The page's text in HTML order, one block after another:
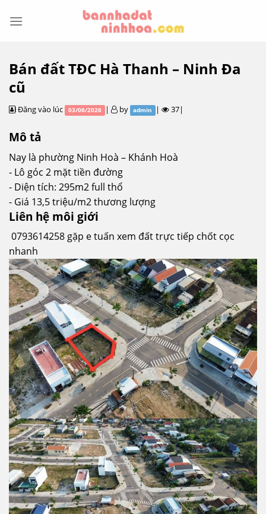
Bán đất TĐC Hà Thanh – Ninh Đa
cũ
Đăng vào lúc 03/06/2026 | by admin | 37|
Mô tả
Nay là phường Ninh Hoà – Khánh Hoà
⁃ Lô góc 2 mặt tiền đường
⁃ Diện tích: 295m2 full thổ
⁃ Giá 13,5 triệu/m2 thương lượng
Liên hệ môi giới
0793614258 gặp e tuấn xem đất trực tiếp chốt cọc
nhanh